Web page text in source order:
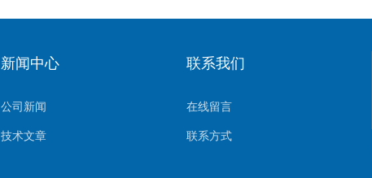
新闻中心
公司新闻
技术文章
联系我们
在线留言
联系方式